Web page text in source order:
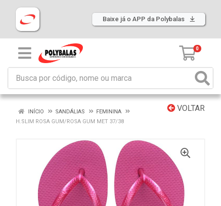
Baixe já o APP da Polybalas
0
VOLTAR
INÍCIO SANDÁLIAS
FEMININA
H.SLIM ROSA GUM/ROSA GUM MET 37/38